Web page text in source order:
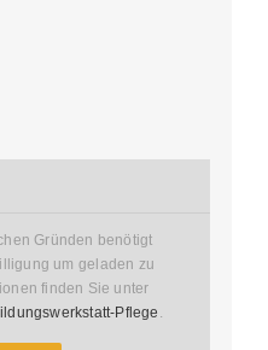
Gründen benötigt
um geladen zu
finden Sie unter
Pflege